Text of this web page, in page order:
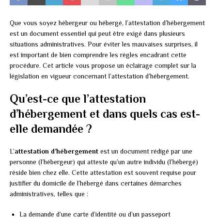
Que vous soyez hébergeur ou hébergé, l’attestation d’hébergement
est un document essentiel qui peut être exigé dans plusieurs
situations administratives. Pour éviter les mauvaises surprises, il
est important de bien comprendre les règles encadrant cette
procédure. Cet article vous propose un éclairage complet sur la
législation en vigueur concernant l’attestation d’hébergement.
Qu’est-ce que l’attestation
d’hébergement et dans quels cas est-
elle demandée ?
L’attestation d’hébergement est un document rédigé par une
personne (l’hébergeur) qui atteste qu’un autre individu (l’hébergé)
réside bien chez elle. Cette attestation est souvent requise pour
justifier du domicile de l’hébergé dans certaines démarches
administratives, telles que :
La demande d’une carte d’identité ou d’un passeport